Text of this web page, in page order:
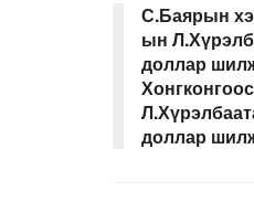
С.Баярын
ын
доллар
доллар